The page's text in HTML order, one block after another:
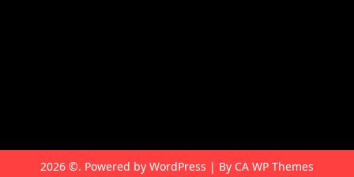
2026 ©. Powered by WordPress | By CA WP Themes